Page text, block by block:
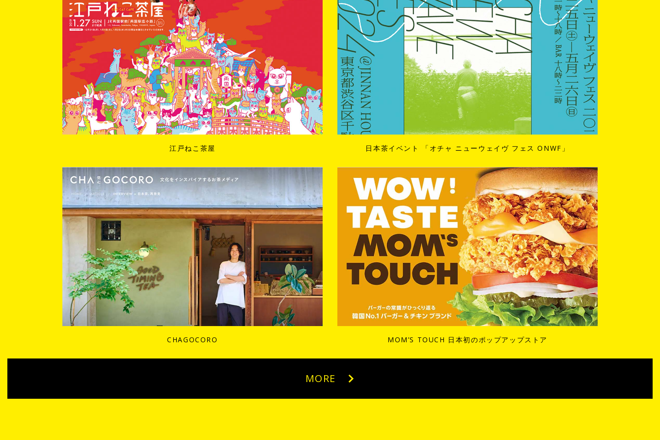
江戸ねこ茶屋 日本茶イベント 「オチャ ニューウェイヴ フェス ONWF」
CHAGOCORO MOM’S TOUCH 日本初のポップアップストア
MORE